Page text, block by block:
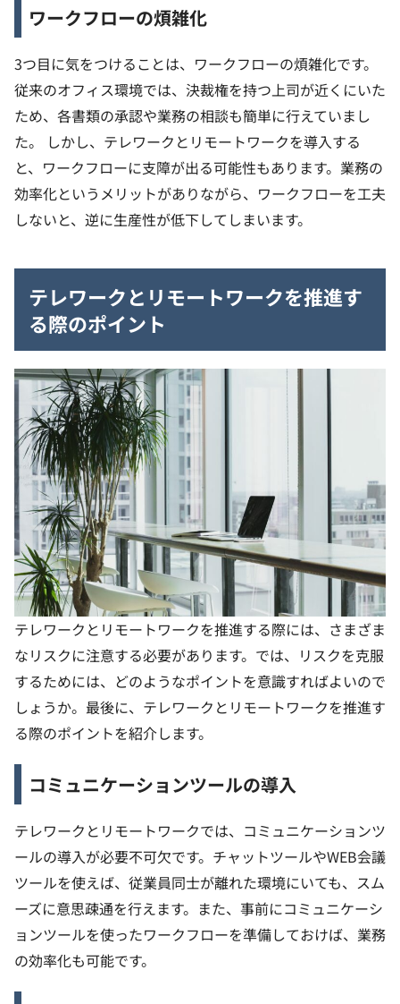
ワークフローの煩雑化
3つ目に気をつけることは、ワークフローの煩雑化です。
従来のオフィス環境では、決裁権を持つ上司が近くにいた
ため、各書類の承認や業務の相談も簡単に行えていまし
た。
しかし、テレワークとリモートワークを導入する
と、ワークフローに支障が出る可能性もあります。業務の
効率化というメリットがありながら、ワークフローを工夫
しないと、逆に生産性が低下してしまいます。
テレワークとリモートワークを推進す
る際のポイント
テレワークとリモートワークを推進する際には、さまざま
なリスクに注意する必要があります。では、リスクを克服
するためには、どのようなポイントを意識すればよいので
しょうか。最後に、テレワークとリモートワークを推進す
る際のポイントを紹介します。
コミュニケーションツールの導入
テレワークとリモートワークでは、コミュニケーションツ
ールの導入が必要不可欠です。チャットツールやWEB会議
ツールを使えば、従業員同士が離れた環境にいても、スム
ーズに意思疎通を行えます。また、事前にコミュニケーシ
ョンツールを使ったワークフローを準備しておけば、業務
の効率化も可能です。